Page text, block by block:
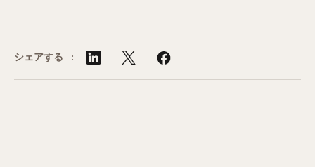
シェアする :